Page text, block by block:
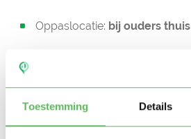
Toestemming Details
Oppaslocatie: bij ouders thuis